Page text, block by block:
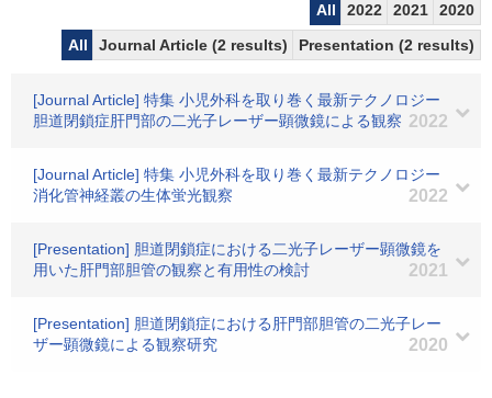
All 2022 2021
2020
All
Journal Article (2 results) Presentation (2 results)
[Journal Article] 特集 小児外科を取り巻く最新テクノロジー
胆道閉鎖症肝門部の二光子レーザー顕微鏡による観察 2022
[Journal Article] 特集 小児外科を取り巻く最新テクノロジー
消化管神経叢の生体蛍光観察
2022
[Presentation] 胆道閉鎖症における二光子レーザー顕微鏡を
用いた肝門部胆管の観察と有用性の検討
2021
[Presentation] 胆道閉鎖症における肝門部胆管の二光子レー
ザー顕微鏡による観察研究
2020